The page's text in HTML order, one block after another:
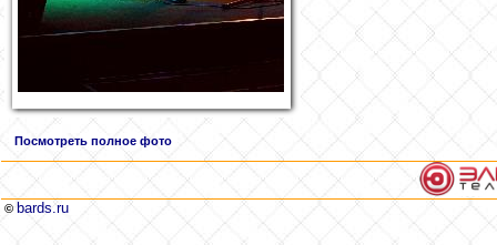
Посмотреть полное фото
© bards.ru